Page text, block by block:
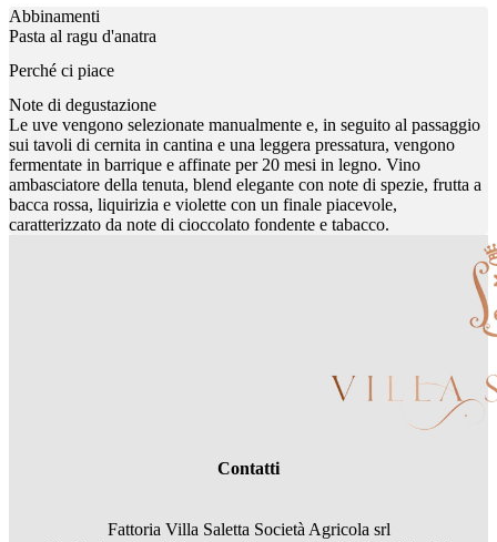
Abbinamenti
Pasta al ragu d'anatra
Perché ci piace
Note di degustazione
Le uve vengono selezionate manualmente e, in seguito al passaggio
sui tavoli di cernita in cantina e una leggera pressatura, vengono
fermentate in barrique e affinate per 20 mesi in legno. Vino
ambasciatore della tenuta, blend elegante con note di spezie, frutta a
bacca rossa, liquirizia e violette con un finale piacevole,
caratterizzato da note di cioccolato fondente e tabacco.
Contatti
Fattoria Villa Saletta Società Agricola srl